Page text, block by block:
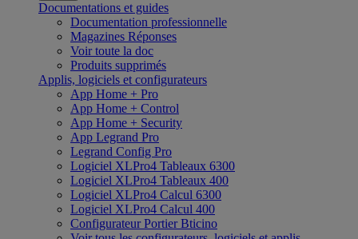
Documentations et guides
Documentation professionnelle
Magazines Réponses
Voir toute la doc
Produits supprimés
Applis, logiciels et configurateurs
App Home + Pro
App Home + Control
App Home + Security
App Legrand Pro
Legrand Config Pro
Logiciel XLPro4 Tableaux 6300
Logiciel XLPro4 Tableaux 400
Logiciel XLPro4 Calcul 6300
Logiciel XLPro4 Calcul 400
Configurateur Portier Bticino